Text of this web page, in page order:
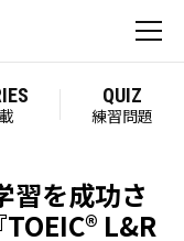
QUIZ
練習問題
習を成功さ
L&R